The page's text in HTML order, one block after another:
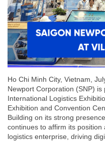
Ho Chi Minh City, Vietnam,
Newport Corporation (SNP)
International Logistics
Exhibition and Convention
Building on its strong
continues to affirm its
logistics enterprise, driving